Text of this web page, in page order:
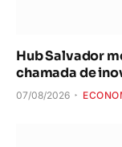
Hub Salvador
chamada de
07/08/2026